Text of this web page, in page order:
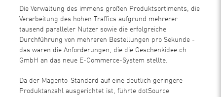
Die Verwaltung des immens großen Produktsortiments, die
Verarbeitung des hohen Traffics aufgrund mehrerer
tausend paralleler Nutzer sowie die erfolgreiche
Durchführung von mehreren Bestellungen pro Sekunde -
das waren die Anforderungen, die die Geschenkidee.ch
GmbH an das neue E-Commerce-System stellte.
Da der Magento-Standard auf eine deutlich geringere
Produktanzahl ausgerichtet ist, führte dotSource